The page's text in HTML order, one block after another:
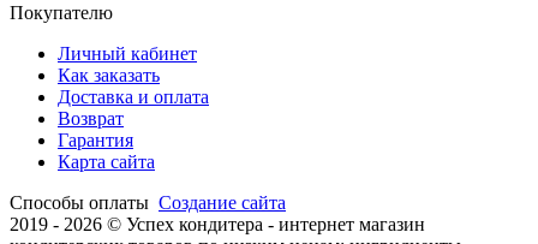
Покупателю
Личный кабинет
Как заказать
Доставка и оплата
Возврат
Гарантия
Карта сайта
Способы оплаты Создание сайта
2019 - 2026 © Успех кондитера - интернет магазин